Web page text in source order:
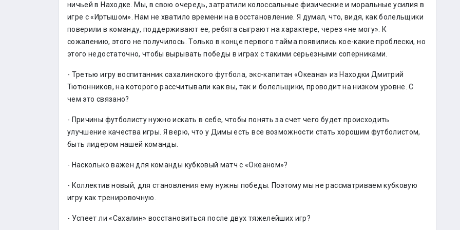
ничьей в Находке. Мы, в свою очередь, затратили колоссальные физические и моральные усилия в
игре с «Иртышом». Нам не хватило времени на восстановление. Я думал, что, видя, как болельщики
поверили в команду, поддерживают ее, ребята сыграют на характере, через «не могу». К
сожалению, этого не получилось. Только в конце первого тайма появились кое-какие проблески, но
этого недостаточно, чтобы вырывать победы в играх с такими серьезными соперниками.
- Третью игру воспитанник сахалинского футбола, экс-капитан «Океана» из Находки Дмитрий
Тютюнников, на которого рассчитывали как вы, так и болельщики, проводит на низком уровне. С
чем это связано?
- Причины футболисту нужно искать в себе, чтобы понять за счет чего будет происходить
улучшение качества игры. Я верю, что у Димы есть все возможности стать хорошим футболистом,
быть лидером нашей команды.
- Насколько важен для команды кубковый матч с «Океаном»?
- Коллектив новый, для становления ему нужны победы. Поэтому мы не рассматриваем кубковую
игру как тренировочную.
- Успеет ли «Сахалин» восстановиться после двух тяжелейших игр?